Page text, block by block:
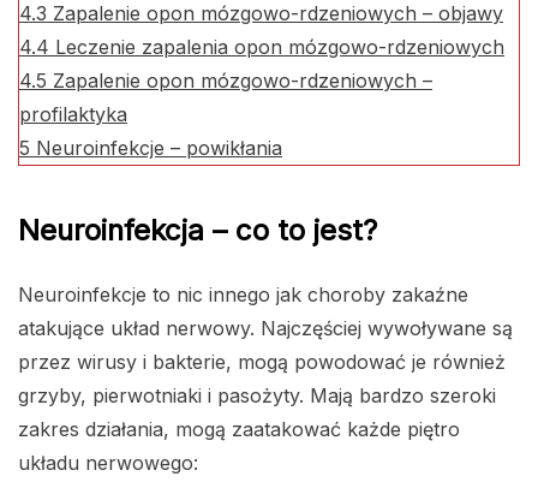
4.3 Zapalenie opon mózgowo-rdzeniowych – objawy
4.4 Leczenie zapalenia opon mózgowo-rdzeniowych
4.5 Zapalenie opon mózgowo-rdzeniowych –
profilaktyka
5 Neuroinfekcje – powikłania
Neuroinfekcja – co to jest?
Neuroinfekcje to nic innego jak choroby zakaźne
atakujące układ nerwowy. Najczęściej wywoływane są
przez wirusy i bakterie, mogą powodować je również
grzyby, pierwotniaki i pasożyty. Mają bardzo szeroki
zakres działania, mogą zaatakować każde piętro
układu nerwowego: